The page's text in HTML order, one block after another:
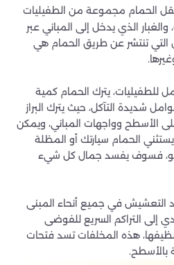
الحمام مجموعة من الطفيليات
الذي يدخل إلى المباني عبر
التي تنتشر عن طريق الحمام هي
للطفيليات، يترك الحمام كمية
شديدة التآكل، حيث يترك البراز
الأسطح وواجهات المباني، ويمكن
الحمام سيارتك أو المظلة
للتو، فسوف يفسد جمال كل شيء
التعشيش في جميع أنحاء المبنى
إلى التراكم السريع للفوضى
هذه المخلفات تسد فتحات
بالأسطح.